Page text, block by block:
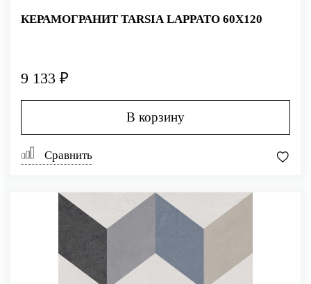
КЕРАМОГРАНИТ TARSIA LAPPATO 60X120
9 133 ₽
В корзину
Сравнить